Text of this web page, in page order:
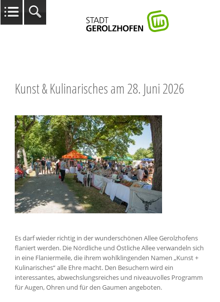
Kunst & Kulinarisches am 28. Juni 2026
Es darf wieder richtig in der wunderschönen Allee Gerolzhofens
flaniert werden. Die Nördliche und Östliche Allee verwandeln sich
in eine Flaniermeile, die ihrem wohlklingenden Namen „Kunst +
Kulinarisches“ alle Ehre macht. Den Besuchern wird ein
interessantes, abwechslungsreiches und niveauvolles Programm
für Augen, Ohren und für den Gaumen angeboten.